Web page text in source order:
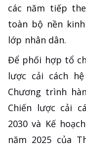
các năm tiếp
toàn bộ nền
lớp nhân dân.
Để phối hợp tổ
lược cải cách
Chương trình
Chiến lược cải
2030 và Kế
năm 2025 của